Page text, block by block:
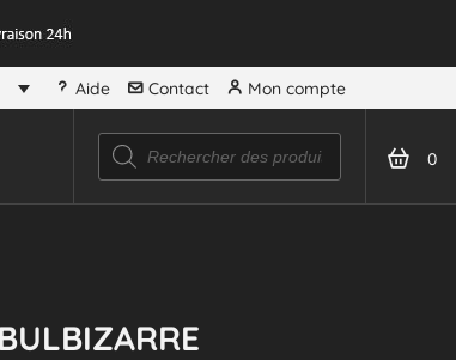
Aide Contact Mon compte
0